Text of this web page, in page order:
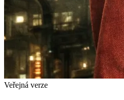
Veřejná verze